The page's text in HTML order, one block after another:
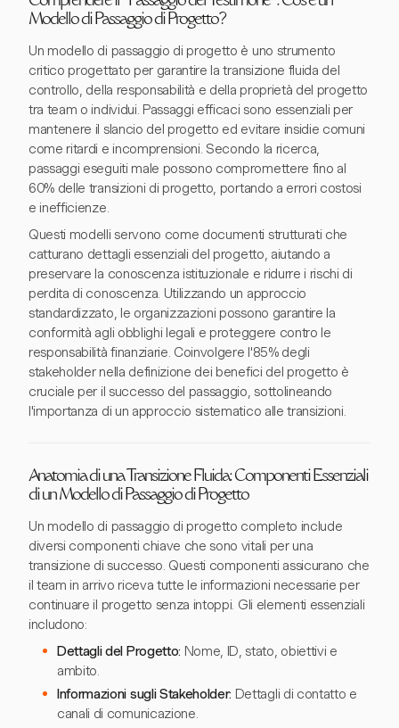
Modello di Passaggio di Progetto?
Un modello di passaggio di progetto è uno strumento
critico progettato per garantire la transizione fluida del
controllo, della responsabilità e della proprietà del progetto
tra team o individui. Passaggi efficaci sono essenziali per
mantenere il slancio del progetto ed evitare insidie comuni
come ritardi e incomprensioni. Secondo la ricerca,
passaggi eseguiti male possono compromettere fino al
60% delle transizioni di progetto, portando a errori costosi
e inefficienze.
Questi modelli servono come documenti strutturati che
catturano dettagli essenziali del progetto, aiutando a
preservare la conoscenza istituzionale e ridurre i rischi di
perdita di conoscenza. Utilizzando un approccio
standardizzato, le organizzazioni possono garantire la
conformità agli obblighi legali e proteggere contro le
responsabilità finanziarie. Coinvolgere l'85% degli
stakeholder nella definizione dei benefici del progetto è
cruciale per il successo del passaggio, sottolineando
l'importanza di un approccio sistematico alle transizioni.
Anatomia di una Transizione Fluida: Componenti Essenziali
di un Modello di Passaggio di Progetto
Un modello di passaggio di progetto completo include
diversi componenti chiave che sono vitali per una
transizione di successo. Questi componenti assicurano che
il team in arrivo riceva tutte le informazioni necessarie per
continuare il progetto senza intoppi. Gli elementi essenziali
includono:
Dettagli del Progetto: Nome, ID, stato, obiettivi e
ambito.
Informazioni sugli Stakeholder: Dettagli di contatto e
canali di comunicazione.